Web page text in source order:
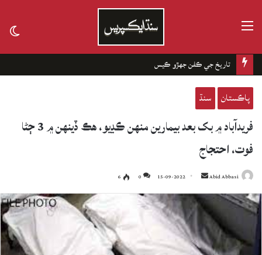
تاريخ جي ڪفن جھڙو ڪيس
پاڪستان سنڌ
فريدآباد ۾ بک بعد بيمارين منهن ڪڍيو، هڪ ڏينهن ۾ 3 ڄڻا
فوت، احتجاج
Abid Abbasi
Send
an
email
15-09-2022
0
6